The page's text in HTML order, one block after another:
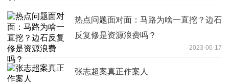
热点问题面对面：马路为啥一直挖？边石
反复修是资源浪费吗？
2023-06-17
张志超案真正作案人